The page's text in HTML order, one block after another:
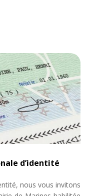
d’identité
nous vous invitons